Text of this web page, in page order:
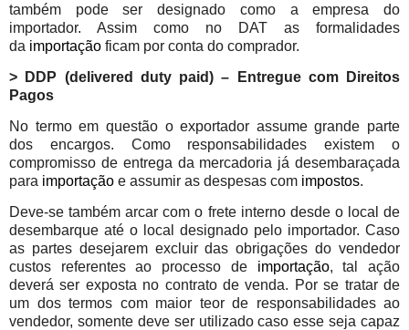
também pode ser designado como a empresa do
importador. Assim como no DAT as formalidades
da importação ficam por conta do comprador.
> DDP (delivered duty paid) – Entregue com Direitos
Pagos
No termo em questão o exportador assume grande parte
dos encargos. Como responsabilidades existem o
compromisso de entrega da mercadoria já desembaraçada
para importação e assumir as despesas com impostos.
Deve-se também arcar com o frete interno desde o local de
desembarque até o local designado pelo importador. Caso
as partes desejarem excluir das obrigações do vendedor
custos referentes ao processo de importação, tal ação
deverá ser exposta no contrato de venda. Por se tratar de
um dos termos com maior teor de responsabilidades ao
vendedor, somente deve ser utilizado caso esse seja capaz